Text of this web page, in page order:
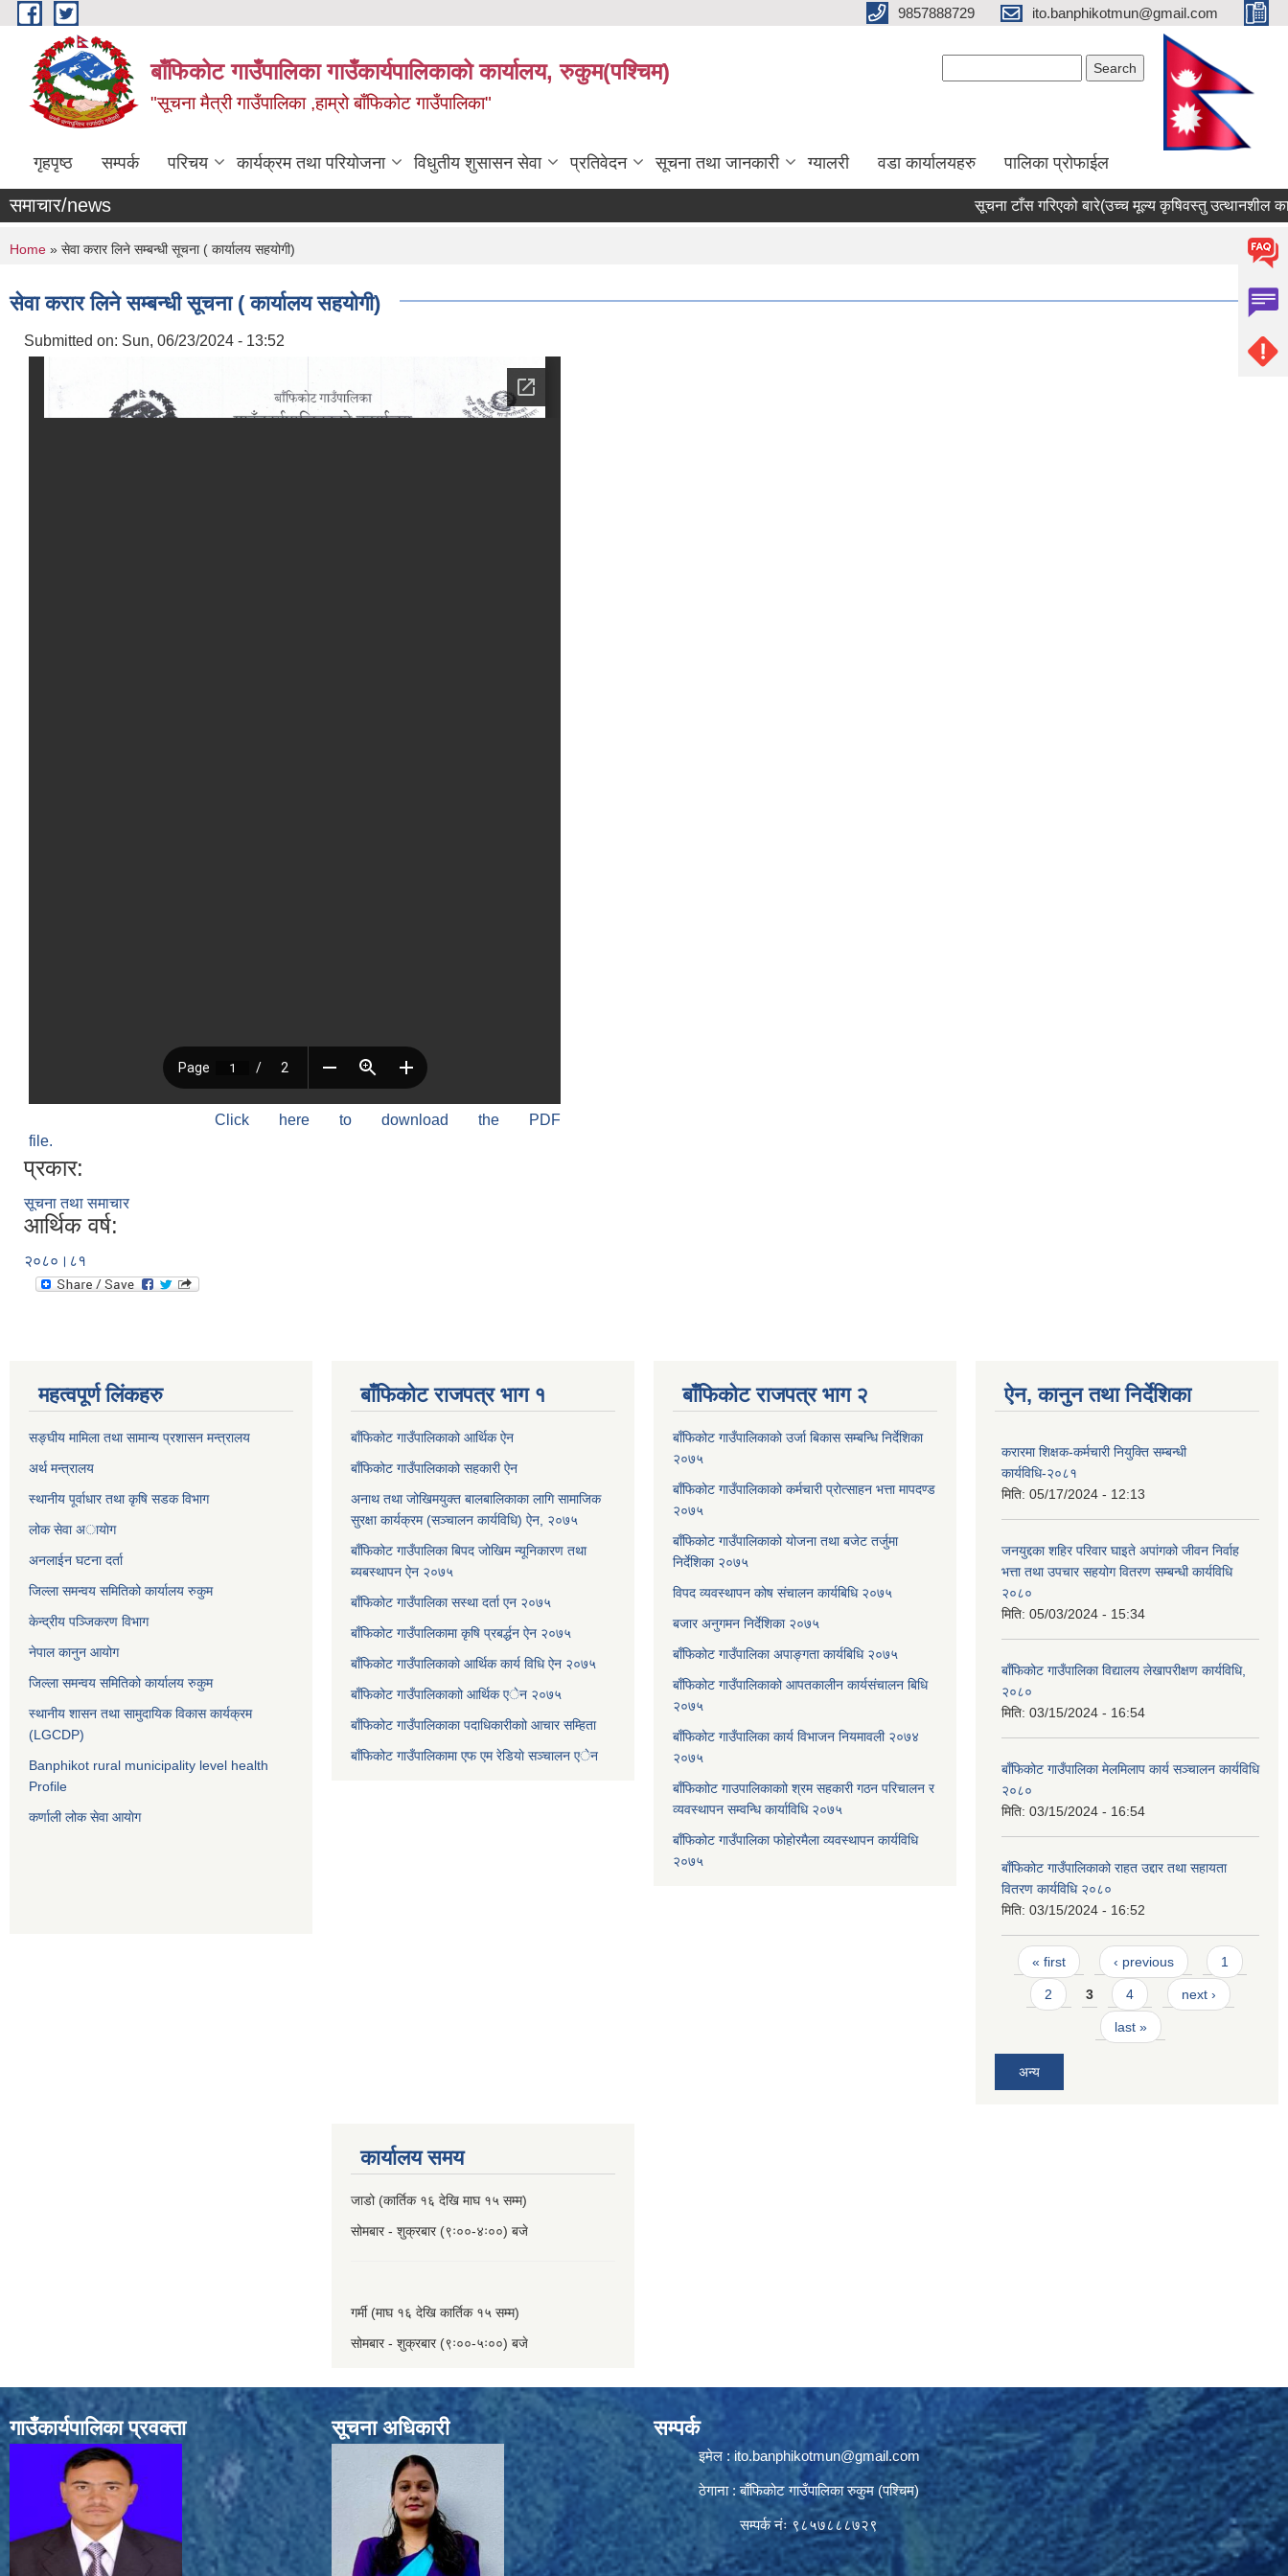
Skip to main content 9857888729 ito.banphikotmun@gmail.com
बाँफिकोट गाउँपालिका गाउँकार्यपालिकाको कार्यालय, रुकुम(पश्चिम)
"सूचना मैत्री गाउँपालिका ,हाम्रो बाँफिकोट गाउँपालिका"
गृहपृष्ठ सम्पर्क परिचय कार्यक्रम तथा परियोजना विधुतीय शुसासन सेवा प्रतिवेदन सूचना तथा जानकारी ग्यालरी वडा कार्यालयहरु पालिका प्रोफाईल
समाचार/news सूचना टाँस गरिएको बारे(उच्च मूल्य कृषिवस्तु उत्थानशील
You are here
Home » सेवा करार लिने सम्बन्धी सूचना ( कार्यालय सहयोगी)
सेवा करार लिने सम्बन्धी सूचना ( कार्यालय सहयोगी)
Submitted on: Sun, 06/23/2024 - 13:52
Click here to download the PDF
file.
प्रकार:
सूचना तथा समाचार
आर्थिक वर्ष:
२०८०।८१
महत्वपूर्ण लिंकहरु
सङ्घीय मामिला तथा सामान्य प्रशासन मन्त्रालय
अर्थ मन्त्रालय
स्थानीय पूर्वाधार तथा कृषि सडक विभाग
लोक सेवा अायाेग
अनलाईन घटना दर्ता
जिल्ला समन्वय समितिको कार्यालय रुकुम
केन्द्रीय पञ्जिकरण विभाग
नेपाल कानुन आयोग
जिल्ला समन्वय समितिको कार्यालय रुकुम
स्थानीय शासन तथा सामुदायिक विकास कार्यक्रम
(LGCDP)
Banphikot rural municipality level health
Profile
कर्णाली लोक सेवा आयाेग
बाँफिकोट राजपत्र भाग १
बाँफिकोट गाउँपालिकाको आर्थिक ऐन
बाँफिकोट गाउँपालिकाको सहकारी ऐन
अनाथ तथा जोखिमयुक्त बालबालिकाका लागि सामाजिक
सुरक्षा कार्यक्रम (सञ्चालन कार्यविधि) ऐन, २०७५
बाँफिकोट गाउँपालिका बिपद जोखिम न्यूनिकारण तथा
ब्यबस्थापन ऐन २०७५
बाँफिकोट गाउँपालिका सस्था दर्ता एन २०७५
बाँफिकोट गाउँपालिकामा कृषि प्रबर्द्धन ऐन २०७५
बाँफिकोट गाउँपालिकाकाे आर्थिक कार्य विधि ऐन २०७५
बाँफिकोट गाउँपालिकाकाो आर्थिक एेन २०७५
बाँफिकोट गाउँपालिकाका पदाधिकारीकाो आचार सम्हिता
बाँफिकोट गाउँपालिकामा एफ एम रेडियाे सञ्चालन एेन
बाँफिकोट राजपत्र भाग २
बाँफिकोट गाउँपालिकाको उर्जा बिकास सम्बन्धि निर्देशिका
२०७५
बाँफिकोट गाउँपालिकाको कर्मचारी प्रोत्साहन भत्ता मापदण्ड
२०७५
बाँफिकोट गाउँपालिकाको योजना तथा बजेट तर्जुमा
निर्देशिका २०७५
विपद व्यवस्थापन कोष संचालन कार्यबिधि २०७५
बजार अनुगमन निर्देशिका २०७५
बाँफिकोट गाउँपालिका अपाङ्गता कार्यबिधि २०७५
बाँफिकोट गाउँपालिकाको आपतकालीन कार्यसंचालन बिधि
२०७५
बाँफिकोट गाउँपालिका कार्य विभाजन नियमावली २०७४
२०७५
बाँफिकाोट गाउपालिकाकाो श्रम सहकारी गठन परिचालन र
व्यवस्थापन सम्वन्धि कार्याविधि २०७५
बाँफिकोट गाउँपालिका फोहोरमैला व्यवस्थापन कार्यविधि
२०७५
ऐन, कानुन तथा निर्देशिका
करारमा शिक्षक-कर्मचारी नियुक्ति सम्बन्धी
कार्यविधि-२०८१
मिति: 05/17/2024 - 12:13
जनयुद्दका शहिर परिवार घाइते अपांगको जीवन निर्वाह
भत्ता तथा उपचार सहयोग वितरण सम्बन्धी कार्यविधि
२०८०
मिति: 05/03/2024 - 15:34
बाँफिकोट गाउँपालिका विद्यालय लेखापरीक्षण कार्यविधि,
२०८०
मिति: 03/15/2024 - 16:54
बाँफिकोट गाउँपालिका मेलमिलाप कार्य सञ्चालन कार्यविधि
२०८०
मिति: 03/15/2024 - 16:54
बाँफिकोट गाउँपालिकाको राहत उद्दार तथा सहायता
वितरण कार्यविधि २०८०
मिति: 03/15/2024 - 16:52
Pages
« first ‹ previous 1
2 3 4 next ›
last »
अन्य
कार्यालय समय
जाडो (कार्तिक १६ देखि माघ १५ सम्म)
सोमबार - शुक्रबार (९ः००-४ः००) बजे
गर्मी (माघ १६ देखि कार्तिक १५ सम्म)
सोमबार - शुक्रबार (९ः००-५ः००) बजे
गाउँकार्यपालिका प्रवक्ता सूचना अधिकारी सम्पर्क
इमेल :ito.banphikotmun@gmail.com
ठेगाना : बाँफिकोट गाउँपालिका रुकुम (पश्चिम)
सम्पर्क नंः ९८५७८८८७२९